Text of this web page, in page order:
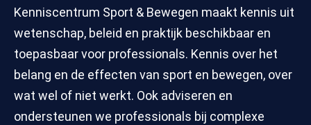
Kenniscentrum Sport & Bewegen maakt kennis uit
wetenschap, beleid en praktijk beschikbaar en
toepasbaar voor professionals. Kennis over het
belang en de effecten van sport en bewegen, over
wat wel of niet werkt. Ook adviseren en
ondersteunen we professionals bij complexe